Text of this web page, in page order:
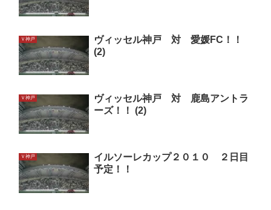
Ｖ神戸
ヴィッセル神戸 対 愛媛FC！！
(2)
Ｖ神戸
ヴィッセル神戸 対 鹿島アントラ
ーズ！！ (2)
Ｖ神戸
イルソーレカップ２０１０ ２日目
予定！！